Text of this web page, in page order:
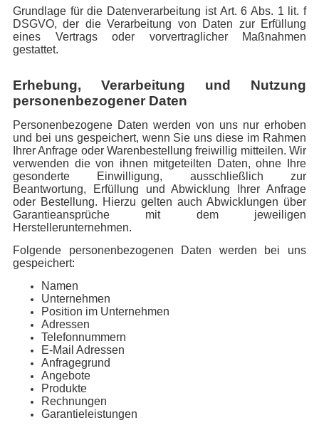
Grundlage für die Datenverarbeitung ist Art. 6 Abs. 1 lit. f
DSGVO, der die Verarbeitung von Daten zur Erfüllung
eines Vertrags oder vorvertraglicher Maßnahmen
gestattet.
Erhebung, Verarbeitung und Nutzung
personenbezogener Daten
Personenbezogene Daten werden von uns nur erhoben
und bei uns gespeichert, wenn Sie uns diese im Rahmen
Ihrer Anfrage oder Warenbestellung freiwillig mitteilen. Wir
verwenden die von ihnen mitgeteilten Daten, ohne Ihre
gesonderte Einwilligung, ausschließlich zur
Beantwortung, Erfüllung und Abwicklung Ihrer Anfrage
oder Bestellung. Hierzu gelten auch Abwicklungen über
Garantieansprüche mit dem jeweiligen
Herstellerunternehmen.
Folgende personenbezogenen Daten werden bei uns
gespeichert:
Namen
Unternehmen
Position im Unternehmen
Adressen
Telefonnummern
E-Mail Adressen
Anfragegrund
Angebote
Produkte
Rechnungen
Garantieleistungen